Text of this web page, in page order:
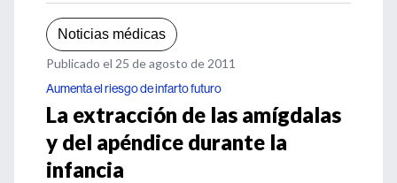
Noticias médicas
Publicado el 25 de agosto de 2011
Aumenta el riesgo de infarto futuro
La extracción de las amígdalas
y del apéndice durante la
infancia